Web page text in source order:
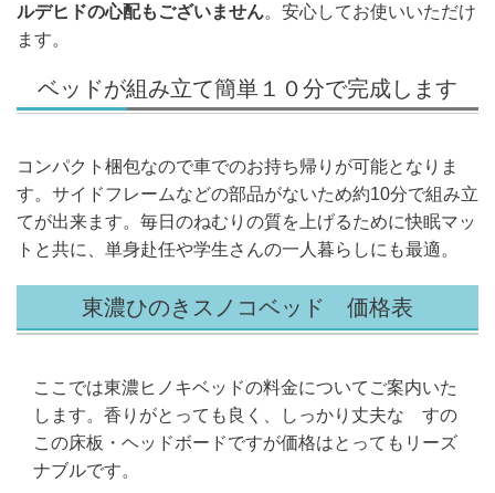
ルデヒドの心配もございません。安心してお使いいただけ
ます。
ベッドが組み立て簡単１０分で完成します
コンパクト梱包なので車でのお持ち帰りが可能となりま
す。サイドフレームなどの部品がないため約10分で組み立
てが出来ます。毎日のねむりの質を上げるために快眠マッ
トと共に、単身赴任や学生さんの一人暮らしにも最適。
東濃ひのきスノコベッド 価格表
ここでは東濃ヒノキベッドの料金についてご案内いた
します。香りがとっても良く、しっかり丈夫な すの
この床板・ヘッドボードですが価格はとってもリーズ
ナブルです。